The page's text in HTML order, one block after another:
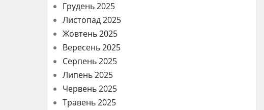
Грудень 2025
Листопад 2025
Жовтень 2025
Вересень 2025
Серпень 2025
Липень 2025
Червень 2025
Травень 2025